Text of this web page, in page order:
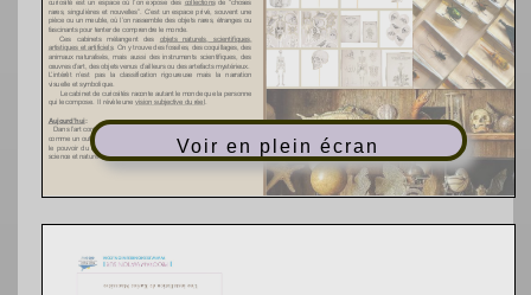
Voir en plein écran